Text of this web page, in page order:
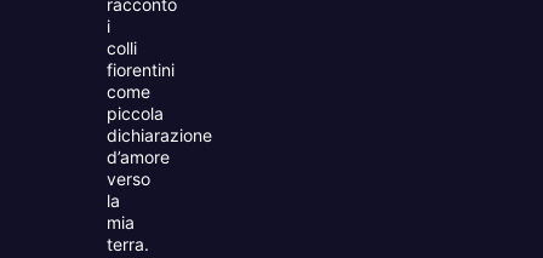
i
colli
fiorentini
come
piccola
dichiarazione
d’amore
verso
la
mia
terra.